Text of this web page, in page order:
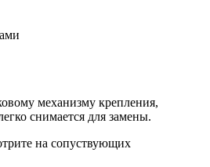
механизму крепления,
снимается для замены.
на сопуствующих